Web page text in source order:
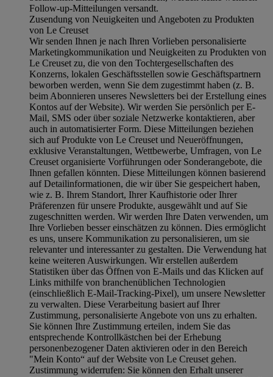
Follow-up-Mitteilungen versandt.
Zusendung von Neuigkeiten und Angeboten zu Produkten
von Le Creuset
Wir senden Ihnen je nach Ihren Vorlieben personalisierte
Marketingkommunikation und Neuigkeiten zu Produkten von
Le Creuset zu, die von den Tochtergesellschaften des
Konzerns, lokalen Geschäftsstellen sowie Geschäftspartnern
beworben werden, wenn Sie dem zugestimmt haben (z. B.
beim Abonnieren unseres Newsletters bei der Erstellung eines
Kontos auf der Website). Wir werden Sie persönlich per E-
Mail, SMS oder über soziale Netzwerke kontaktieren, aber
auch in automatisierter Form. Diese Mitteilungen beziehen
sich auf Produkte von Le Creuset und Neueröffnungen,
exklusive Veranstaltungen, Wettbewerbe, Umfragen, von Le
Creuset organisierte Vorführungen oder Sonderangebote, die
Ihnen gefallen könnten. Diese Mitteilungen können basierend
auf Detailinformationen, die wir über Sie gespeichert haben,
wie z. B. Ihrem Standort, Ihrer Kaufhistorie oder Ihrer
Präferenzen für unsere Produkte, ausgewählt und auf Sie
zugeschnitten werden. Wir werden Ihre Daten verwenden, um
Ihre Vorlieben besser einschätzen zu können. Dies ermöglicht
es uns, unsere Kommunikation zu personalisieren, um sie
relevanter und interessanter zu gestalten. Die Verwendung hat
keine weiteren Auswirkungen. Wir erstellen außerdem
Statistiken über das Öffnen von E-Mails und das Klicken auf
Links mithilfe von branchenüblichen Technologien
(einschließlich E-Mail-Tracking-Pixel), um unsere Newsletter
zu verwalten. Diese Verarbeitung basiert auf Ihrer
Zustimmung, personalisierte Angebote von uns zu erhalten.
Sie können Ihre Zustimmung erteilen, indem Sie das
entsprechende Kontrollkästchen bei der Erhebung
personenbezogener Daten aktivieren oder in den Bereich
"Mein Konto“ auf der Website von Le Creuset gehen.
Zustimmung widerrufen: Sie können den Erhalt unserer